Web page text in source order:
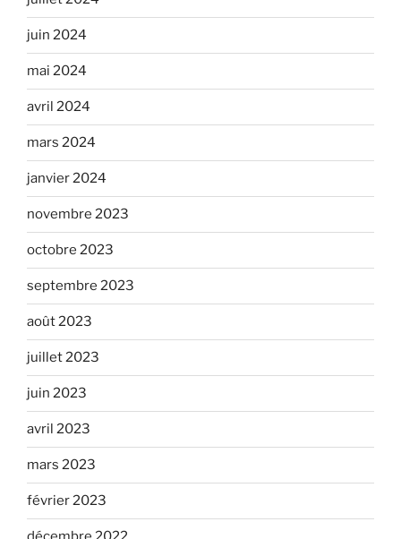
juin 2024
mai 2024
avril 2024
mars 2024
janvier 2024
novembre 2023
octobre 2023
septembre 2023
août 2023
juillet 2023
juin 2023
avril 2023
mars 2023
février 2023